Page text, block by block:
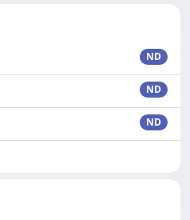
ND
ND
ND